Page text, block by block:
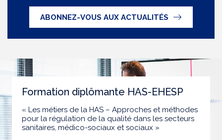
ABONNEZ-VOUS AUX ACTUALITÉS
Formation diplômante HAS-EHESP
« Les métiers de la HAS – Approches et méthodes
pour la régulation de la qualité dans les secteurs
sanitaires, médico-sociaux et sociaux »